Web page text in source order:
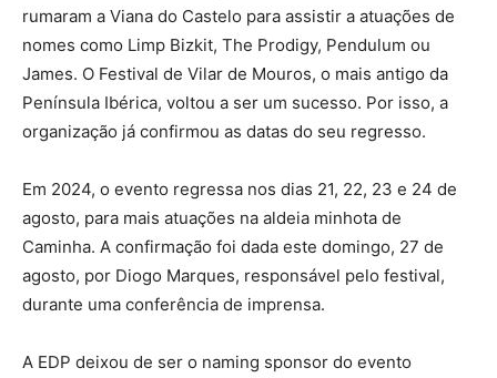
rumaram a Viana do Castelo para assistir a atuações de
nomes como Limp Bizkit, The Prodigy, Pendulum ou
James. O Festival de Vilar de Mouros, o mais antigo da
Península Ibérica, voltou a ser um sucesso. Por isso, a
organização já confirmou as datas do seu regresso.
Em 2024, o evento regressa nos dias 21, 22, 23 e 24 de
agosto, para mais atuações na aldeia minhota de
Caminha. A confirmação foi dada este domingo, 27 de
agosto, por Diogo Marques, responsável pelo festival,
durante uma conferência de imprensa.
A EDP deixou de ser o naming sponsor do evento